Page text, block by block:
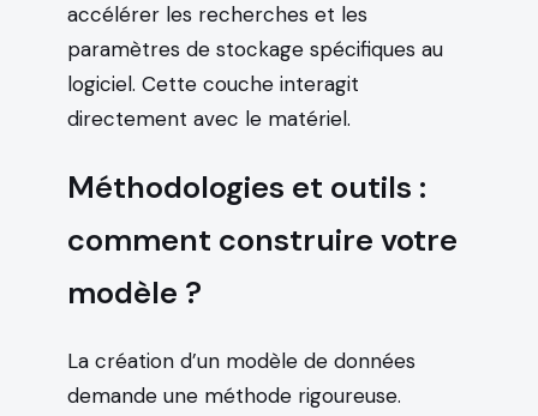
accélérer les recherches et les
paramètres de stockage spécifiques au
logiciel. Cette couche interagit
directement avec le matériel.
Méthodologies et outils :
comment construire votre
modèle ?
La création d’un modèle de données
demande une méthode rigoureuse.